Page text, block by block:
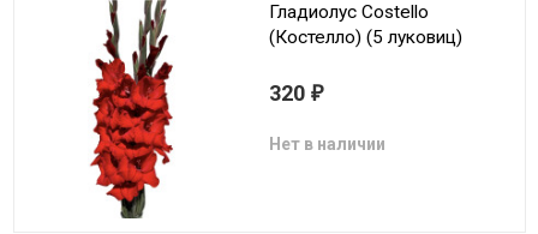
Гладиолус Costello
(Костелло) (5 луковиц)
320 ₽
Нет в наличии